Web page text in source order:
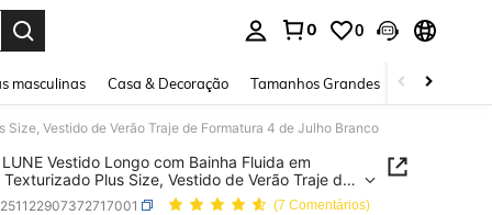
0 0
masculinas Casa & Decoração Tamanhos Grandes Joias e
Vestido de Verão Traje de Formatura 4 de Julho Branco
LUNE Vestido Longo com Bainha Fluida em
Plus Size, Vestido de Verão Traje de
4 de Julho Branco
(7 Comentários)